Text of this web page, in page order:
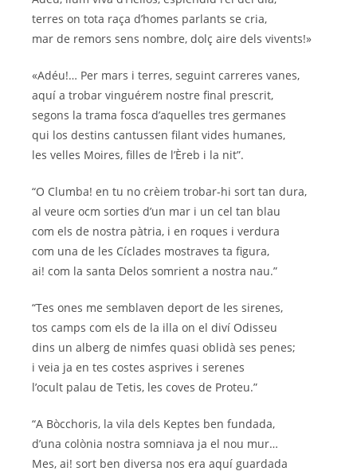
terres on tota raça d’homes parlants se cria,
mar de remors sens nombre, dolç aire dels vivents!»
«Adéu!… Per mars i terres, seguint carreres vanes,
aquí a trobar vinguérem nostre final prescrit,
segons la trama fosca d’aquelles tres germanes
qui los destins cantussen filant vides humanes,
les velles Moires, filles de l’Èreb i la nit”.
“O Clumba! en tu no crèiem trobar-hi sort tan dura,
al veure ocm sorties d’un mar i un cel tan blau
com els de nostra pàtria, i en roques i verdura
com una de les Cíclades mostraves ta figura,
ai! com la santa Delos somrient a nostra nau.”
“Tes ones me semblaven deport de les sirenes,
tos camps com els de la illa on el diví Odisseu
dins un alberg de nimfes quasi oblidà ses penes;
i veia ja en tes costes asprives i serenes
l’ocult palau de Tetis, les coves de Proteu.”
“A Bòcchoris, la vila dels Keptes ben fundada,
d’una colònia nostra somniava ja el nou mur…
Mes, ai! sort ben diversa nos era aquí guardada